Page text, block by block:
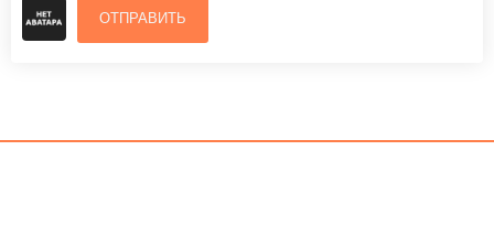
ОТПРАВИТЬ